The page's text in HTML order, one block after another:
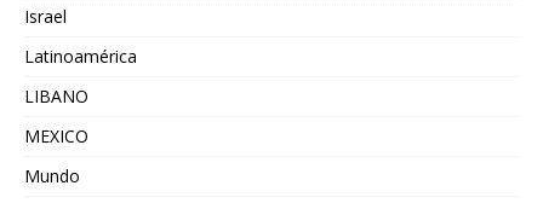
Israel
Latinoamérica
LIBANO
MEXICO
Mundo